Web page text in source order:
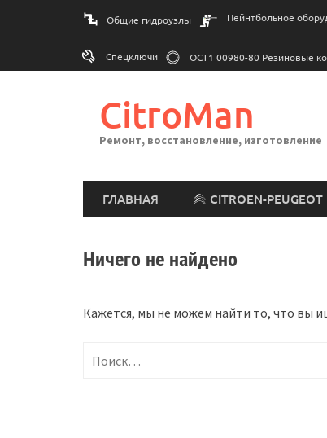
Общие гидроузлы Пейнтбольное
Спецключи ОСТ1 00980-80 Резиновые
CitroMan
Ремонт, восстановление, изготовление
ГЛАВНАЯ CITROEN-PEUGEOT
Ничего не найдено
Кажется, мы не можем найти то, что вы